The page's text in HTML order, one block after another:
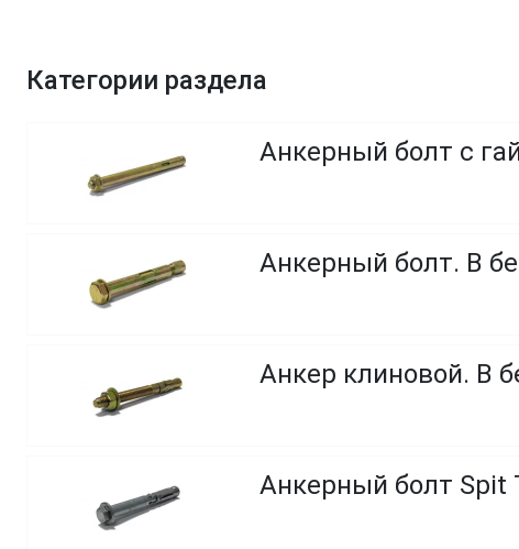
Категории раздела
Анкерный болт с
Анкерный болт. В
Анкер клиновой. В
Анкерный болт Spit